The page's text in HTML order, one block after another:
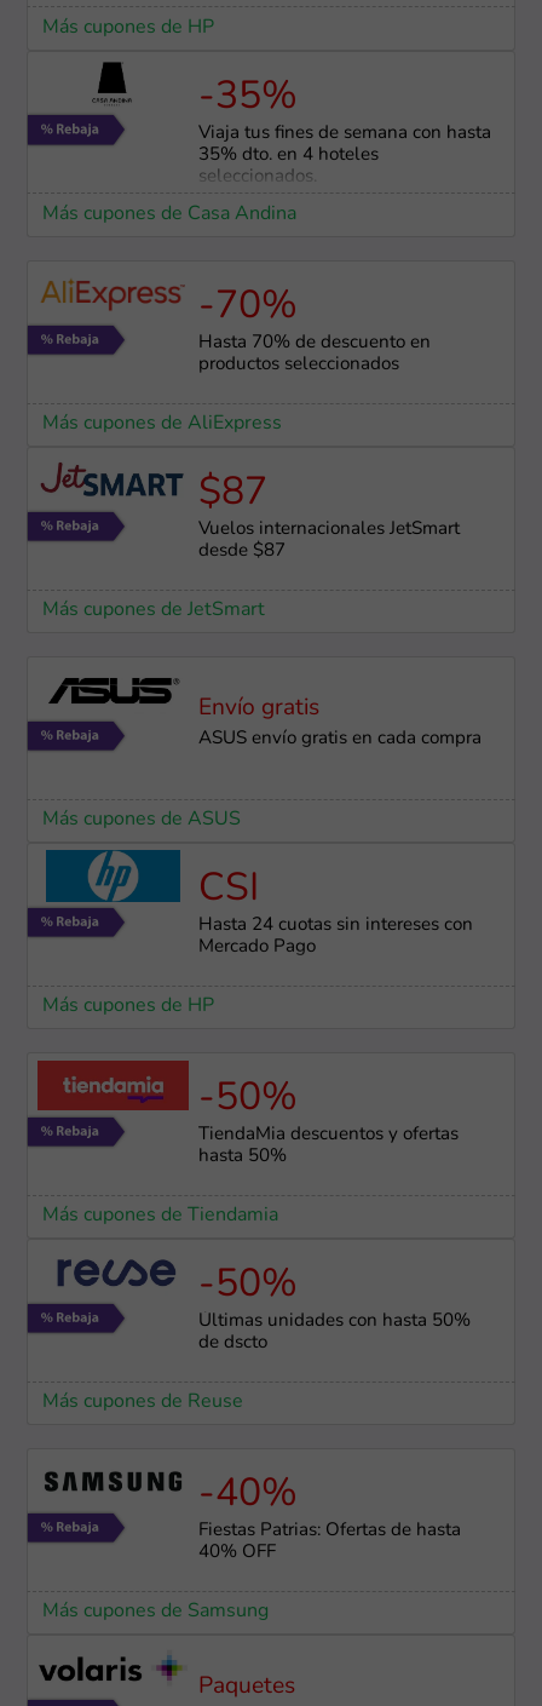
Más cupones de HP
-35%
Viaja tus fines de semana con hasta
35% dto. en 4 hoteles
seleccionados.
Más cupones de Casa Andina
-70%
Hasta 70% de descuento en
productos seleccionados
Más cupones de AliExpress
$87
Vuelos internacionales JetSmart
desde $87
Más cupones de JetSmart
Envío gratis
ASUS envío gratis en cada compra
Más cupones de ASUS
CSI
Hasta 24 cuotas sin intereses con
Mercado Pago
Más cupones de HP
-50%
TiendaMia descuentos y ofertas
hasta 50%
Más cupones de Tiendamia
-50%
Últimas unidades con hasta 50%
de dscto
Más cupones de Reuse
-40%
Fiestas Patrias: Ofertas de hasta
40% OFF
Más cupones de Samsung
Paquetes